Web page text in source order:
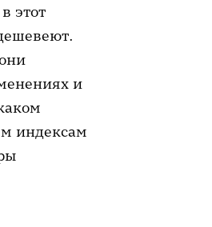
этот
и
индексам